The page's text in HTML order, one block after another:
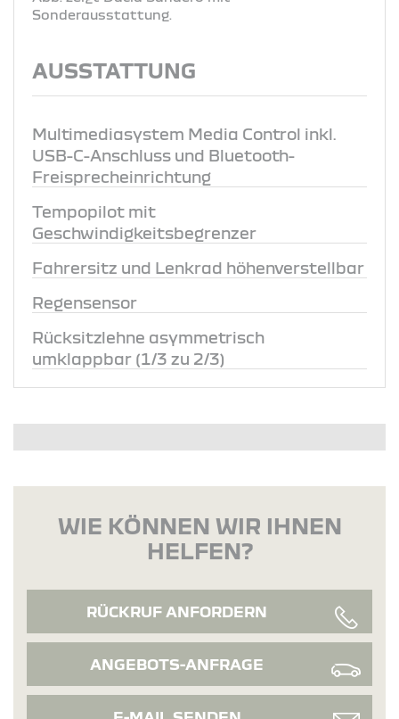
Sonderausstattung.
AUSSTATTUNG
Multimediasystem Media Control inkl.
USB-C-Anschluss und Bluetooth-
Freisprecheinrichtung
Tempopilot mit
Geschwindigkeitsbegrenzer
Fahrersitz und Lenkrad höhenverstellbar
Regensensor
Rücksitzlehne asymmetrisch
umklappbar (1/3 zu 2/3)
WIE KÖNNEN WIR IHNEN
HELFEN?
RÜCKRUF ANFORDERN
ANGEBOTS-ANFRAGE